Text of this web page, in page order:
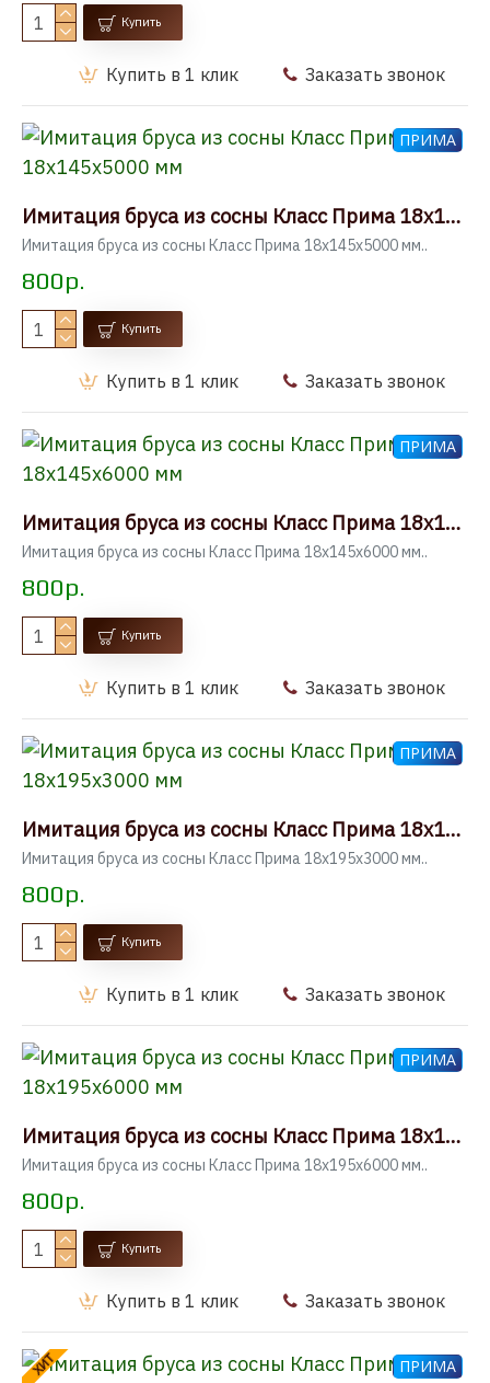
Купить
Купить в 1 клик Заказать звонок
ПРИМА
Имитация бруса из сосны Класс Прима 18x145x5000 мм
Имитация бруса из сосны Класс Прима 18x145x5000 мм..
800р.
Купить
Купить в 1 клик Заказать звонок
ПРИМА
Имитация бруса из сосны Класс Прима 18x145x6000 мм
Имитация бруса из сосны Класс Прима 18x145x6000 мм..
800р.
Купить
Купить в 1 клик Заказать звонок
ПРИМА
Имитация бруса из сосны Класс Прима 18x195x3000 мм
Имитация бруса из сосны Класс Прима 18x195x3000 мм..
800р.
Купить
Купить в 1 клик Заказать звонок
ПРИМА
Имитация бруса из сосны Класс Прима 18x195x6000 мм
Имитация бруса из сосны Класс Прима 18x195x6000 мм..
800р.
Купить
Купить в 1 клик Заказать звонок
ХИТ ПРИМА